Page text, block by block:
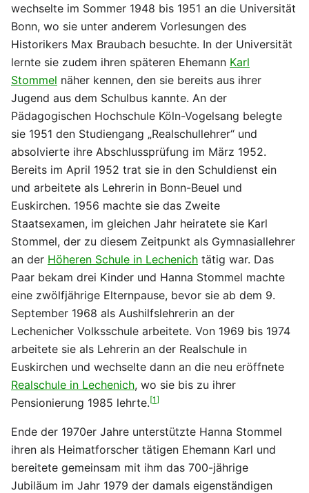
wechselte im Sommer 1948 bis 1951 an die Universität
Bonn, wo sie unter anderem Vorlesungen des
Historikers Max Braubach besuchte. In der Universität
lernte sie zudem ihren späteren Ehemann Karl
Stommel näher kennen, den sie bereits aus ihrer
Jugend aus dem Schulbus kannte. An der
Pädagogischen Hochschule Köln-Vogelsang belegte
sie 1951 den Studiengang „Realschullehrer“ und
absolvierte ihre Abschlussprüfung im März 1952.
Bereits im April 1952 trat sie in den Schuldienst ein
und arbeitete als Lehrerin in Bonn-Beuel und
Euskirchen. 1956 machte sie das Zweite
Staatsexamen, im gleichen Jahr heiratete sie Karl
Stommel, der zu diesem Zeitpunkt als Gymnasiallehrer
an der Höheren Schule in Lechenich tätig war. Das
Paar bekam drei Kinder und Hanna Stommel machte
eine zwölfjährige Elternpause, bevor sie ab dem 9.
September 1968 als Aushilfslehrerin an der
Lechenicher Volksschule arbeitete. Von 1969 bis 1974
arbeitete sie als Lehrerin an der Realschule in
Euskirchen und wechselte dann an die neu eröffnete
Realschule in Lechenich, wo sie bis zu ihrer
Pensionierung 1985 lehrte.[1]
Ende der 1970er Jahre unterstützte Hanna Stommel
ihren als Heimatforscher tätigen Ehemann Karl und
bereitete gemeinsam mit ihm das 700-jährige
Jubiläum im Jahr 1979 der damals eigenständigen